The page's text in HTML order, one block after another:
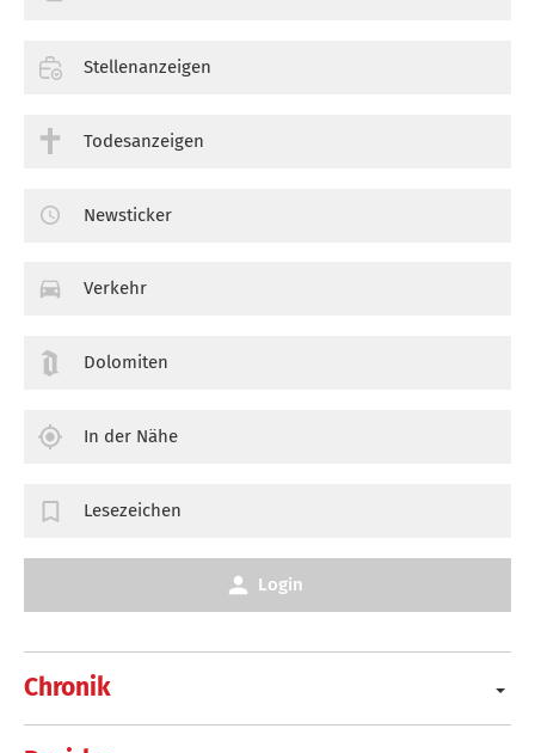
Chronik
Stellenanzeigen
Todesanzeigen
Newsticker
Verkehr
Dolomiten
In der Nähe
Lesezeichen
Login